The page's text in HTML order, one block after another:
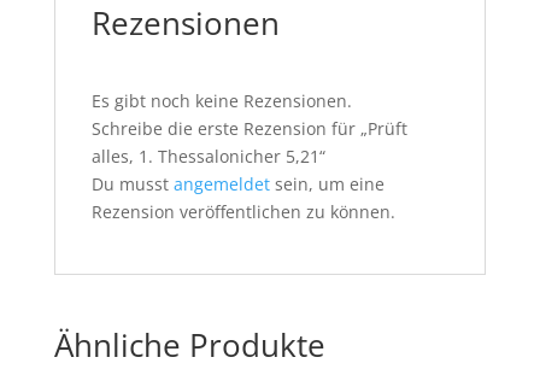
Rezensionen
Es gibt noch keine Rezensionen.
Schreibe die erste Rezension für „Prüft
alles, 1. Thessalonicher 5,21“
Du musst angemeldetsein, um eine
Rezension veröffentlichen zu können.
Ähnliche Produkte